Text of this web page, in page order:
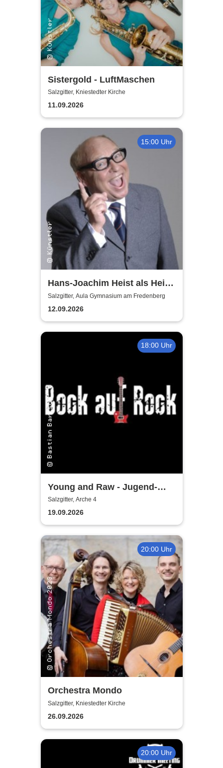
Sistergold - LuftMaschen
Salzgitter, Kniestedter Kirche
11.09.2026
15:00 Uhr
Hans-Joachim Heist als Heinz
Erhard - Noch'n Gedicht
Salzgitter, Aula Gymnasium am Fredenberg
12.09.2026
18:00 Uhr
Young and Raw - Jugend-
Konzert
Salzgitter, Arche 4
19.09.2026
20:00 Uhr
Orchestra Mondo
Salzgitter, Kniestedter Kirche
26.09.2026
20:00 Uhr